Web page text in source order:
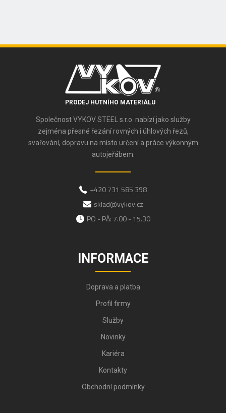
PRODEJ HUTNÍHO MATERIÁLU
Společnost VYKOV STEEL s.r.o. nabízí jako služby
zejména přesné řezání rovných i úhlových řezů,
svařování, dopravu na místo určení a práce výkonným
autojeřábem.
+420 731 585 398
sklad@vykov.cz
PO - PÁ: 7.00 - 15.30
INFORMACE
Doprava a platba
Profil firmy
Služby
Novinky
Kariéra
Kontakty
Obchodní podmínky